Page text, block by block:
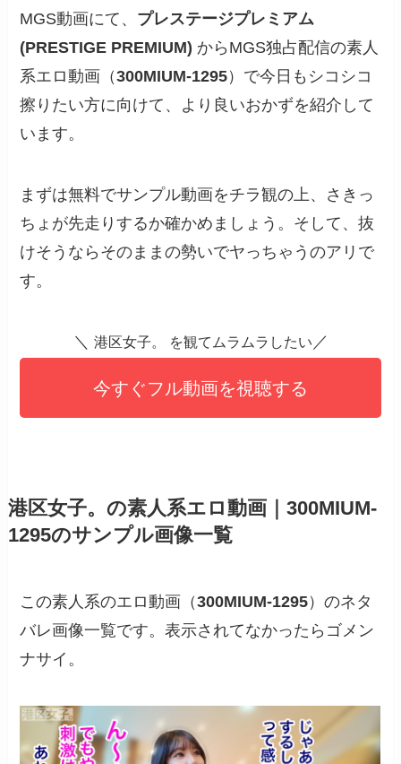
MGS動画にて、 プレステージプレミアム
(PRESTIGE PREMIUM) からMGS独占配信の素人
系エロ動画（300MIUM-1295）で今日もシコシコ
擦りたい方に向けて、より良いおかずを紹介して
います。
まずは無料でサンプル動画をチラ観の上、さきっ
ちょが先走りするか確かめましょう。そして、抜
けそうならそのままの勢いでヤっちゃうのアリで
す。
＼ 港区女子。 を観てムラムラしたい ／
今すぐフル動画を視聴する
港区女子。の素人系エロ動画｜300MIUM-
1295のサンプル画像一覧
この素人系のエロ動画（300MIUM-1295）のネタ
バレ画像一覧です。表示されてなかったらゴメン
ナサイ。